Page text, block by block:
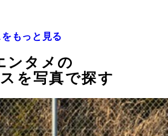
もっと見る
ンタメの
を写真で探す